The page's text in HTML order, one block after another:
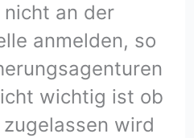
nicht an der
anmelden, so
wichtig ist ob
wird